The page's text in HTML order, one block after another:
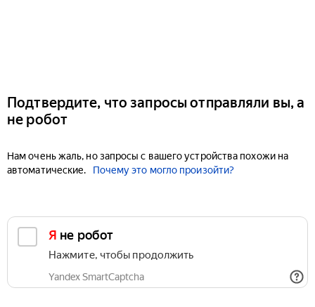
Подтвердите, что запросы отправляли вы, а
не робот
Нам очень жаль, но запросы с вашего устройства похожи на
автоматические.
Почему это могло произойти?
Я не робот
Нажмите, чтобы продолжить
Yandex SmartCaptcha